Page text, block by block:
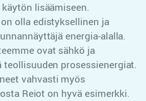
lisäämiseen.
olla edistyksellinen ja
energia-alalla.
ovat sähkö ja
teollisuuden prosessienergiat.
vahvasti myös
Reiot on hyvä esimerkki.